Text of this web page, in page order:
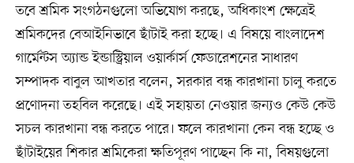
তবে শ্রমিক সংগঠনগুলো অভিযোগ করছে, অধিকাংশ ক্ষেত্রেই
শ্রমিকদের বেআইনিভাবে ছাঁটাই করা হচ্ছে। এ বিষয়ে বাংলাদেশ
গার্মেন্টস অ্যান্ড ইন্ডাস্ট্রিয়াল ওয়ার্কার্স ফেডারেশনের সাধারণ
সম্পাদক বাবুল আখতার বলেন, সরকার বন্ধ কারখানা চালু করতে
প্রণোদনা তহবিল করেছে। এই সহায়তা নেওয়ার জন্যও কেউ কেউ
সচল কারখানা বন্ধ করতে পারে। ফলে কারখানা কেন বন্ধ হচ্ছে ও
ছাঁটাইয়ের শিকার শ্রমিকেরা ক্ষতিপূরণ পাচ্ছেন কি না, বিষয়গুলো